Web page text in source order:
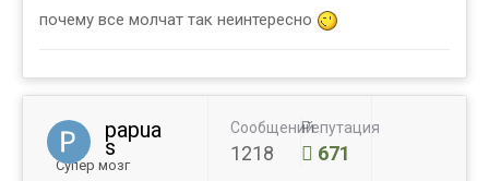
почему все молчат так неинтересно
papua
s
Супер мозг
Сообщений
1218
Репутация
671